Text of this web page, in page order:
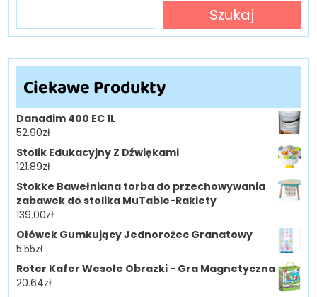
Szukaj
Ciekawe Produkty
Danadim 400 EC 1L
52.90zł
Stolik Edukacyjny Z Dźwiękami
121.89zł
Stokke Bawełniana torba do przechowywania
zabawek do stolika MuTable-Rakiety
139.00zł
Ołówek Gumkujący Jednorożec Granatowy
5.55zł
Roter Kafer Wesołe Obrazki - Gra Magnetyczna
20.64zł